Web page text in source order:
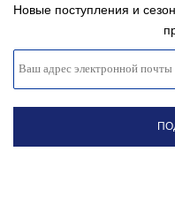
Новые поступления и